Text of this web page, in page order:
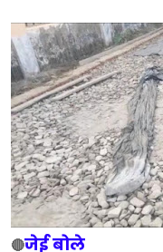
🔴जेई बोले